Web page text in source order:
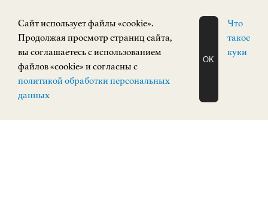
ЗАПИСАТЬСЯ
НА ЭКСКУРСИЮ
Cайт использует файлы «cookie».
Продолжая просмотр страниц сайта,
вы соглашаетесь с использованием
файлов «cookie» и согласны с
политикой обработки персональных
данных
OK
Что
такое
куки